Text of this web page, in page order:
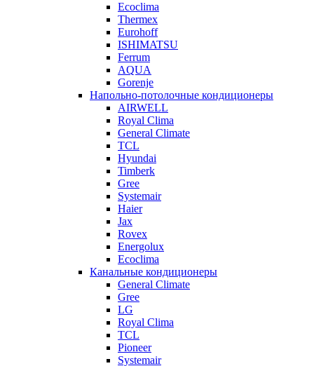
Ecoclima
Thermex
Eurohoff
ISHIMATSU
Ferrum
AQUA
Gorenje
Напольно-потолочные кондиционеры
AIRWELL
Royal Clima
General Climate
TCL
Hyundai
Timberk
Gree
Systemair
Haier
Jax
Rovex
Energolux
Ecoclima
Канальные кондиционеры
General Climate
Gree
LG
Royal Clima
TCL
Pioneer
Systemair